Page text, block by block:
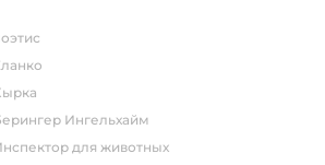
Зоэтис
Еланко
Кырка
Берингер Ингельхайм
Инспектор для животных